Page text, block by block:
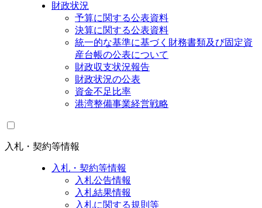
財政状況
予算に関する公表資料
決算に関する公表資料
統一的な基準に基づく財務書類及び固定資
産台帳の公表について
財政収支状況報告
財政状況の公表
資金不足比率
港湾整備事業経営戦略
入札・契約等情報
入札・契約等情報
入札公告情報
入札結果情報
入札に関する規則等